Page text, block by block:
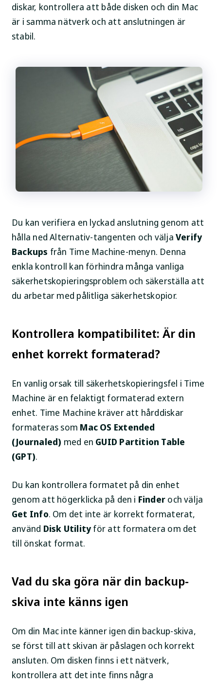
diskar, kontrollera att både disken och din Mac
är i samma nätverk och att anslutningen är
stabil.
Du kan verifiera en lyckad anslutning genom att
hålla ned Alternativ-tangenten och väljaVerify
Backups från Time Machine-menyn. Denna
enkla kontroll kan förhindra många vanliga
säkerhetskopieringsproblem och säkerställa att
du arbetar med pålitliga säkerhetskopior.
Kontrollera kompatibilitet: Är din
enhet korrekt formaterad?
En vanlig orsak till säkerhetskopieringsfel i Time
Machine är en felaktigt formaterad extern
enhet. Time Machine kräver att hårddiskar
formateras som Mac OS Extended
(Journaled) med en GUID Partition Table
(GPT).
Du kan kontrollera formatet på din enhet
genom att högerklicka på den i Finder och välja
Get Info. Om det inte är korrekt formaterat,
använd Disk Utilityför att formatera om det
till önskat format.
Vad du ska göra när din backup-
skiva inte känns igen
Om din Mac inte känner igen din backup-skiva,
se först till att skivan är påslagen och korrekt
ansluten. Om disken finns i ett nätverk,
kontrollera att det inte finns några